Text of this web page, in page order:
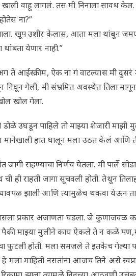
वाहू लागलं. तस मी निनाला सावध
ना?”
खूप उशीर केलास, आता मला थांबून
येणार नाही.”
,अग ते आईस्क्रीम, ऐक ना गं वाटल्यास मी
गेली, मी संभ्रमित अवस्थेत तिला मागून
खोल गेला.
उघडून पाहिले तो माझ्या शेजारी माझी
मानेखाली हात घालून मला उठत केलं आणि
राहण्याचा निर्णय घेतला. मी पार्ले
ही राहती जागा सूचवली होती. तेथून
धावपळ झाली आणि त्यामुळेच थकवा येऊन
प्रकार अजाणता घडला. जे कुणाजवळ
माझ्या मुलीने काय ऐकले ते न कळे
फुटली होती. मला समजले ते इतकेच गेल्या
मला माहिती नसतांना आजच तिने असे